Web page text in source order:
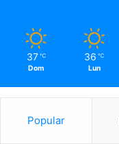
37 ℃
Dom
36 ℃
Lun
Popular